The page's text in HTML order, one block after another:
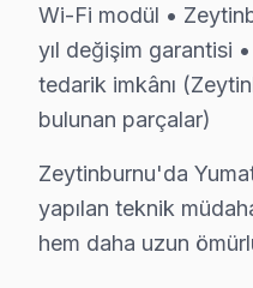
Zeytinburnu'de İtibar:
Sabah arayın öğleden
Uzman Yumatu
Zeytinburnu Yumatu
• Zeytinburnu'de
Zeytinburnu
Wi-Fi modül •
yıl değişim garantisi
tedarik imkânı
bulunan parçalar)
Zeytinburnu'da
yapılan teknik
hem daha uzun